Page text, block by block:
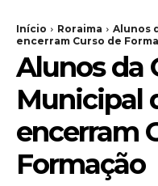
Início Roraima
Alunos
encerram Curso de
Alunos da
Municipal
encerram
Formação